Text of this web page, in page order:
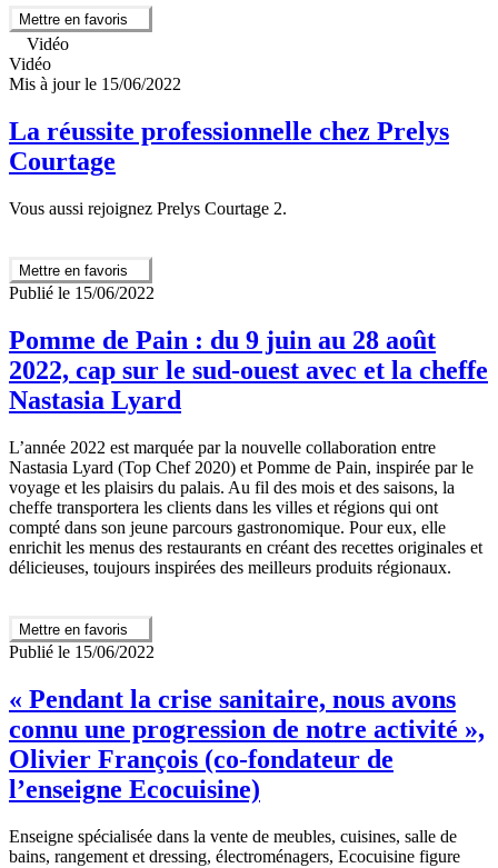
Mettre en favoris
Vidéo
Vidéo
Mis à jour le 15/06/2022
La réussite professionnelle chez Prelys
Courtage
Vous aussi rejoignez Prelys Courtage 2.
Mettre en favoris
Publié le 15/06/2022
Pomme de Pain : du 9 juin au 28 août
2022, cap sur le sud-ouest avec et la cheffe
Nastasia Lyard
L’année 2022 est marquée par la nouvelle collaboration entre
Nastasia Lyard (Top Chef 2020) et Pomme de Pain, inspirée par le
voyage et les plaisirs du palais. Au fil des mois et des saisons, la
cheffe transportera les clients dans les villes et régions qui ont
compté dans son jeune parcours gastronomique. Pour eux, elle
enrichit les menus des restaurants en créant des recettes originales et
délicieuses, toujours inspirées des meilleurs produits régionaux.
Mettre en favoris
Publié le 15/06/2022
« Pendant la crise sanitaire, nous avons
connu une progression de notre activité »,
Olivier François (co-fondateur de
l’enseigne Ecocuisine)
Enseigne spécialisée dans la vente de meubles, cuisines, salle de
bains, rangement et dressing, électroménagers, Ecocuisine figure